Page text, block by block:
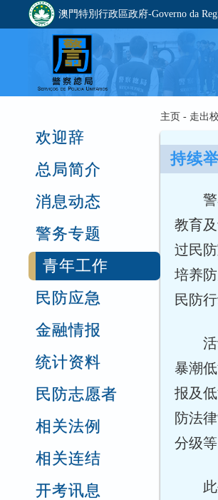
澳門特別行政區政府-Governo da
欢迎辞
总局简介
消息动态
警务专题
青年工作
民防应急
金融情报
统计资料
民防志愿者
相关法例
相关连结
开考讯息
主页 - 走出
持续
教育
过民
培养
民防
暴潮
报及
防法
分级